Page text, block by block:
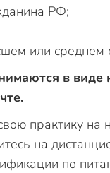
РФ;
или среднем
в виде
практику на
на
по